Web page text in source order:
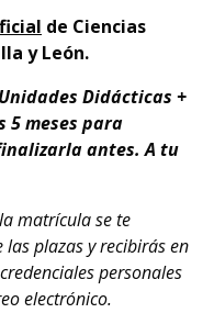
de Ciencias
y León.
Didácticas +
5 meses para
antes. A tu
matrícula se te
plazas y recibirás en
personales
electrónico.